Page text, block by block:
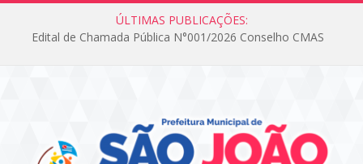
ÚLTIMAS PUBLICAÇÕES:
Edital de Chamada Pública N°001/2026 Conselho CMAS